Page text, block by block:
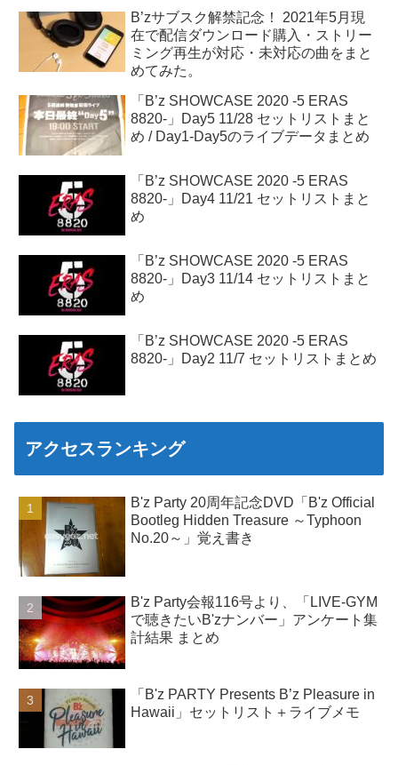
B’zサブスク解禁記念！ 2021年5月現
在で配信ダウンロード購入・ストリー
ミング再生が対応・未対応の曲をまと
めてみた。
「B’z SHOWCASE 2020 -5 ERAS
8820-」Day5 11/28 セットリストまと
め / Day1-Day5のライブデータまとめ
「B’z SHOWCASE 2020 -5 ERAS
8820-」Day4 11/21 セットリストまと
め
「B’z SHOWCASE 2020 -5 ERAS
8820-」Day3 11/14 セットリストまと
め
「B’z SHOWCASE 2020 -5 ERAS
8820-」Day2 11/7 セットリストまとめ
アクセスランキング
B'z Party 20周年記念DVD「B'z Official
Bootleg Hidden Treasure ～Typhoon
No.20～」覚え書き
B'z Party会報116号より、「LIVE-GYM
で聴きたいB'zナンバー」アンケート集
計結果 まとめ
「B'z PARTY Presents B’z Pleasure in
Hawaii」セットリスト＋ライブメモ